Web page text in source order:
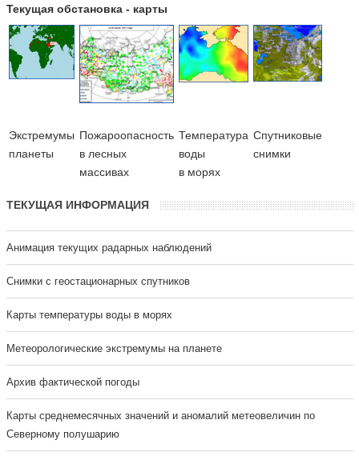
Текущая обстановка - карты
Экстремумы
планеты
Пожароопасность
в лесных
массивах
Температура
воды
в морях
Cпутниковые
снимки
ТЕКУЩАЯ ИНФОРМАЦИЯ
Анимация текущих радарных наблюдений
Cнимки с геостационарных спутников
Карты температуры воды в морях
Метеорологические экстремумы на планете
Архив фактической погоды
Карты среднемесячных значений и аномалий метеовеличин по
Северному полушарию